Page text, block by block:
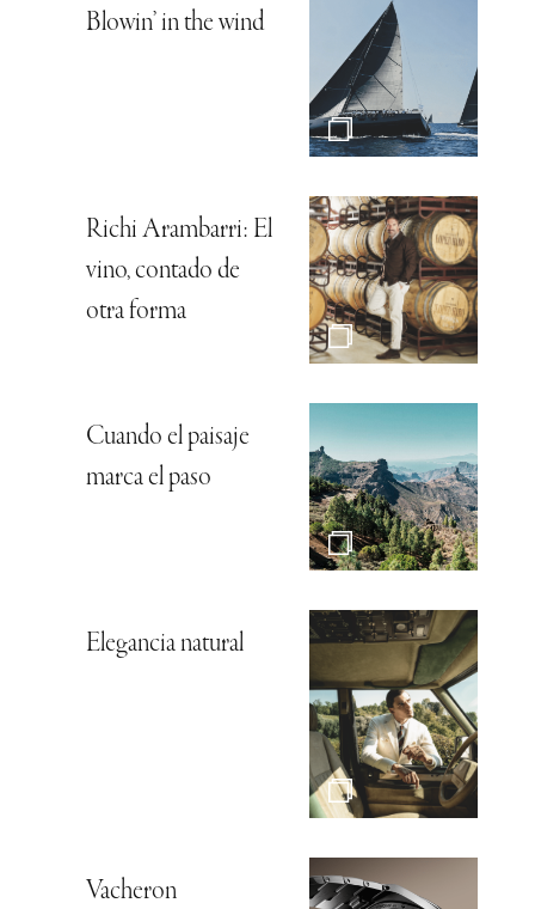
Blowin’ in the wind
Richi Arambarri: El
vino, contado de
otra forma
Cuando el paisaje
marca el paso
Elegancia natural
Vacheron